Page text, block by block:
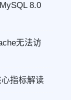
8.0
无法访
指标解读